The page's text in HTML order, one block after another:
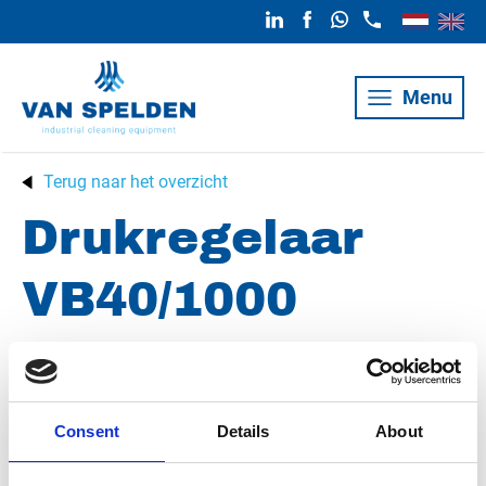
Consent Details About
Menu
Terug naar het overzicht
Drukregelaar
VB40/1000
gereviseerd